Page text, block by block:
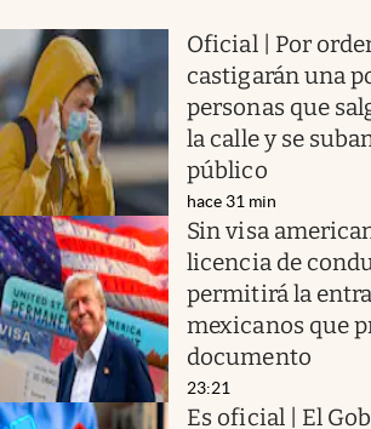
Oficial | Por
castigarán una
personas que
la calle y se
público
hace 31 min
Sin visa
licencia de
permitirá la
mexicanos que
documento
23:21
Es oficial | El